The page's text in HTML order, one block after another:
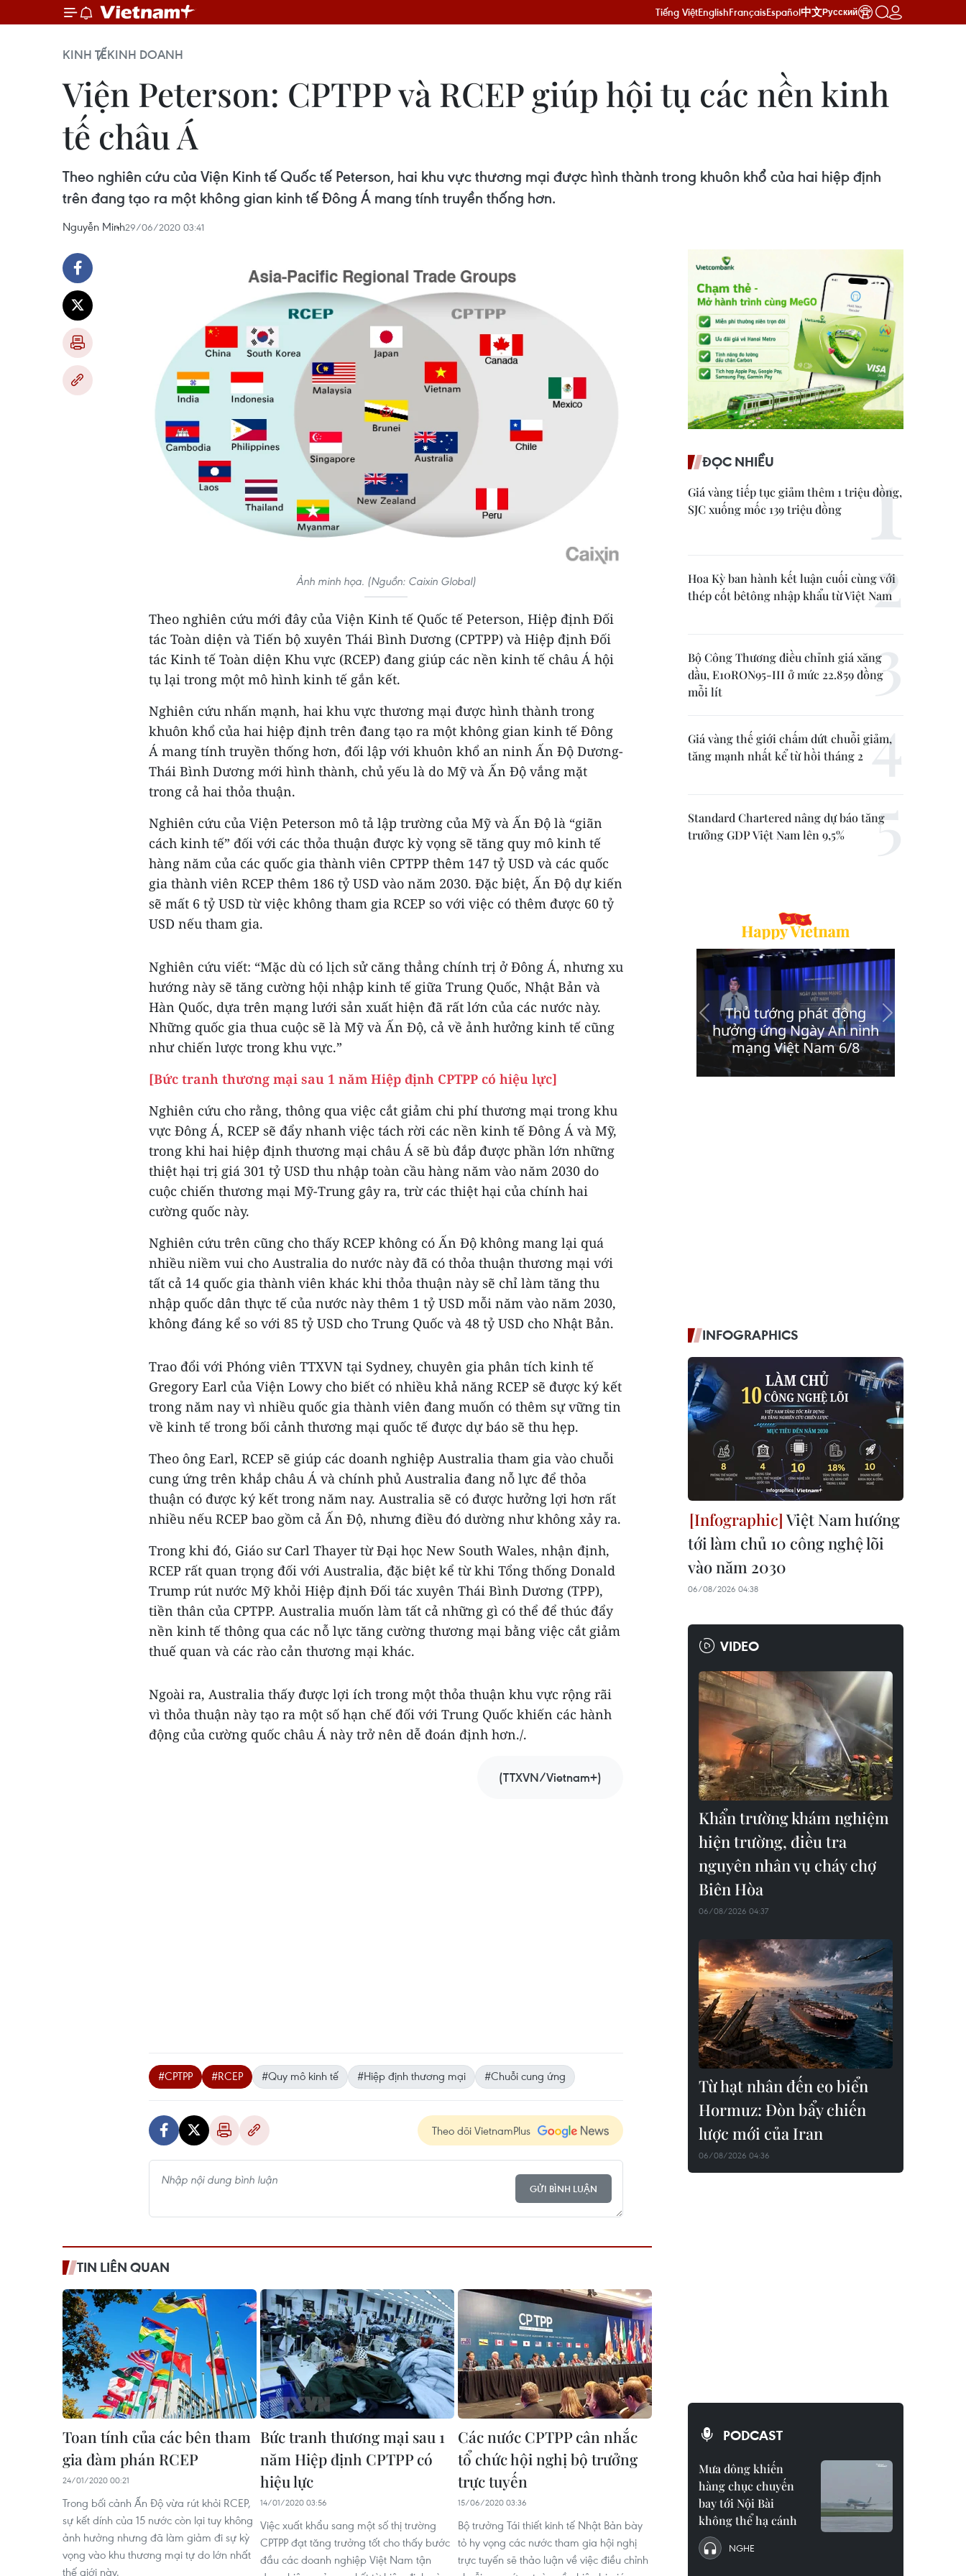
Tiếng ViệtEnglishFrançaisEspañol中文Русский
KINH TẾKINH DOANH
Viện Peterson: CPTPP và RCEP giúp hội tụ các nền kinh
tế châu Á
Theo nghiên cứu của Viện Kinh tế Quốc tế Peterson, hai khu vực thương mại được hình thành trong khuôn khổ của hai hiệp định
trên đang tạo ra một không gian kinh tế Đông Á mang tính truyền thống hơn.
Nguyễn Minh29/06/2020 03:41
Ảnh minh họa. (Nguồn: Caixin Global)
Theo nghiên cứu mới đây của Viện Kinh tế Quốc tế Peterson, Hiệp định Đối
tác Toàn diện và Tiến bộ xuyên Thái Bình Dương (CPTPP) và Hiệp định Đối
tác Kinh tế Toàn diện Khu vực (RCEP) đang giúp các nền kinh tế châu Á hội
tụ lại trong một mô hình kinh tế gắn kết.
Nghiên cứu nhấn mạnh, hai khu vực thương mại được hình thành trong
khuôn khổ của hai hiệp định trên đang tạo ra một không gian kinh tế Đông
Á mang tính truyền thống hơn, đối lập với khuôn khổ an ninh Ấn Độ Dương-
Thái Bình Dương mới hình thành, chủ yếu là do Mỹ và Ấn Độ vắng mặt
trong cả hai thỏa thuận.
Nghiên cứu của Viện Peterson mô tả lập trường của Mỹ và Ấn Độ là “giãn
cách kinh tế” đối với các thỏa thuận được kỳ vọng sẽ tăng quy mô kinh tế
hàng năm của các quốc gia thành viên CPTPP thêm 147 tỷ USD và các quốc
gia thành viên RCEP thêm 186 tỷ USD vào năm 2030. Đặc biệt, Ấn Độ dự kiến
sẽ mất 6 tỷ USD từ việc không tham gia RCEP so với việc có thêm được 60 tỷ
USD nếu tham gia.
Nghiên cứu viết: “Mặc dù có lịch sử căng thẳng chính trị ở Đông Á, nhưng xu
hướng này sẽ tăng cường hội nhập kinh tế giữa Trung Quốc, Nhật Bản và
Hàn Quốc, dựa trên mạng lưới sản xuất hiện đã rất lớn của các nước này.
Những quốc gia thua cuộc sẽ là Mỹ và Ấn Độ, cả về ảnh hưởng kinh tế cũng
như chiến lược trong khu vực.”
[Bức tranh thương mại sau 1 năm Hiệp định CPTPP có hiệu lực]
Nghiên cứu cho rằng, thông qua việc cắt giảm chi phí thương mại trong khu
vực Đông Á, RCEP sẽ đẩy nhanh việc tách rời các nền kinh tế Đông Á và Mỹ,
trong khi hai hiệp định thương mại châu Á sẽ bù đắp được phần lớn những
thiệt hại trị giá 301 tỷ USD thu nhập toàn cầu hàng năm vào năm 2030 do
cuộc chiến thương mại Mỹ-Trung gây ra, trừ các thiệt hại của chính hai
cường quốc này.
Nghiên cứu trên cũng cho thấy RCEP không có Ấn Độ không mang lại quá
nhiều niềm vui cho Australia do nước này đã có thỏa thuận thương mại với
tất cả 14 quốc gia thành viên khác khi thỏa thuận này sẽ chỉ làm tăng thu
nhập quốc dân thực tế của nước này thêm 1 tỷ USD mỗi năm vào năm 2030,
không đáng kể so với 85 tỷ USD cho Trung Quốc và 48 tỷ USD cho Nhật Bản.
Trao đổi với Phóng viên TTXVN tại Sydney, chuyên gia phân tích kinh tế
Gregory Earl của Viện Lowy cho biết có nhiều khả năng RCEP sẽ được ký kết
trong năm nay vì nhiều quốc gia thành viên đang muốn có thêm sự vững tin
về kinh tế trong bối cảnh thương mại quốc tế được dự báo sẽ thu hẹp.
Theo ông Earl, RCEP sẽ giúp các doanh nghiệp Australia tham gia vào chuỗi
cung ứng trên khắp châu Á và chính phủ Australia đang nỗ lực để thỏa
thuận có được ký kết trong năm nay. Australia sẽ có được hưởng lợi hơn rất
nhiều nếu RCEP bao gồm cả Ấn Độ, nhưng điều đó dường như không xảy ra.
Trong khi đó, Giáo sư Carl Thayer từ Đại học New South Wales, nhận định,
RCEP rất quan trọng đối với Australia, đặc biệt kể từ khi Tổng thống Donald
Trump rút nước Mỹ khỏi Hiệp định Đối tác xuyên Thái Bình Dương (TPP),
tiền thân của CPTPP. Australia muốn làm tất cả những gì có thể để thúc đẩy
nền kinh tế thông qua các nỗ lực tăng cường thương mại bằng việc cắt giảm
thuế quan và các rào cản thương mại khác.
Ngoài ra, Australia thấy được lợi ích trong một thỏa thuận khu vực rộng rãi
vì thỏa thuận này tạo ra một số hạn chế đối với Trung Quốc khiến các hành
động của cường quốc châu Á này trở nên dễ đoán định hơn./.
(TTXVN/Vietnam+)
#CPTPP #RCEP #Quy mô kinh tế #Hiệp định thương mại #Chuỗi cung ứng
Theo dõi VietnamPlus
GỬI BÌNH LUẬN
TIN LIÊN QUAN
Toan tính của các bên tham
gia đàm phán RCEP
24/01/2020 00:21
Trong bối cảnh Ấn Độ vừa rút khỏi RCEP,
sự kết dính của 15 nước còn lại tuy không
ảnh hưởng nhưng đã làm giảm đi sự kỳ
vọng vào khu thương mại tự do lớn nhất
thế giới này.
Bức tranh thương mại sau 1
năm Hiệp định CPTPP có
hiệu lực
14/01/2020 03:56
Việc xuất khẩu sang một số thị trường
CPTPP đạt tăng trưởng tốt cho thấy bước
đầu các doanh nghiệp Việt Nam tận
Các nước CPTPP cân nhắc
tổ chức hội nghị bộ trưởng
trực tuyến
15/06/2020 03:36
Bộ trưởng Tái thiết kinh tế Nhật Bản bày
tỏ hy vọng các nước tham gia hội nghị
trực tuyến sẽ thảo luận về việc điều chỉnh
ĐỌC NHIỀU
Giá vàng tiếp tục giảm thêm 1 triệu đồng,
SJC xuống mốc 139 triệu đồng
Hoa Kỳ ban hành kết luận cuối cùng với
thép cốt bêtông nhập khẩu từ Việt Nam
Bộ Công Thương điều chỉnh giá xăng
dầu, E10RON95-III ở mức 22.859 đồng
mỗi lít
Giá vàng thế giới chấm dứt chuỗi giảm,
tăng mạnh nhất kể từ hồi tháng 2
Standard Chartered nâng dự báo tăng
trưởng GDP Việt Nam lên 9,5%
INFOGRAPHICS
Việt Nam hướng
tới làm chủ 10 công nghệ lõi
vào năm 2030
06/08/2026 04:38
VIDEO
Khẩn trường khám nghiệm
hiện trường, điều tra
nguyên nhân vụ cháy chợ
Biên Hòa
06/08/2026 04:37
Từ hạt nhân đến eo biển
Hormuz: Đòn bẩy chiến
lược mới của Iran
06/08/2026 04:36
PODCAST
Mưa dông khiến
hàng chục chuyến
bay tới Nội Bài
không thể hạ cánh
NGHE